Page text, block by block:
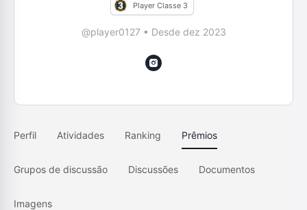
Player Classe 3
@player0127 • Desde dez 2023
Perfil Atividades Ranking Prêmios
Grupos de discussão Discussões Documentos
Imagens